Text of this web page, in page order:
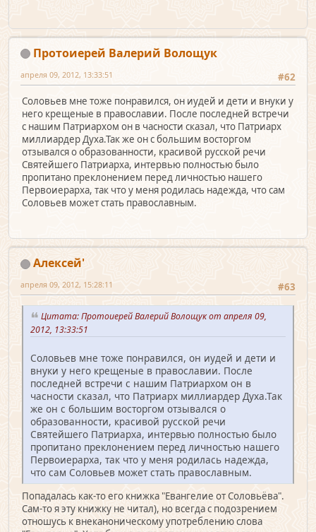
Протоиерей Валерий Волощук
#62
апреля 09, 2012, 13:33:51
Соловьев мне тоже понравился, он иудей и дети и внуки у
него крещеные в православии. После последней встречи
с нашим Патриархом он в часности сказал, что Патриарх
миллиардер Духа.Так же он с большим восторгом
отзывался о образованности, красивой русской речи
Святейшего Патриарха, интервью полностью было
пропитано преклонением перед личностью нашего
Первоиерарха, так что у меня родилась надежда, что сам
Соловьев может стать православным.
Алексей'
#63
апреля 09, 2012, 15:28:11
Цитата: Протоиерей Валерий Волощук от апреля 09,
2012, 13:33:51
Соловьев мне тоже понравился, он иудей и дети и
внуки у него крещеные в православии. После
последней встречи с нашим Патриархом он в
часности сказал, что Патриарх миллиардер Духа.Так
же он с большим восторгом отзывался о
образованности, красивой русской речи
Святейшего Патриарха, интервью полностью было
пропитано преклонением перед личностью нашего
Первоиерарха, так что у меня родилась надежда,
что сам Соловьев может стать православным.
Попадалась как-то его книжка "Евангелие от Соловьёва".
Сам-то я эту книжку не читал), но всегда с подозрением
отношусь к внеканоническому употреблению слова